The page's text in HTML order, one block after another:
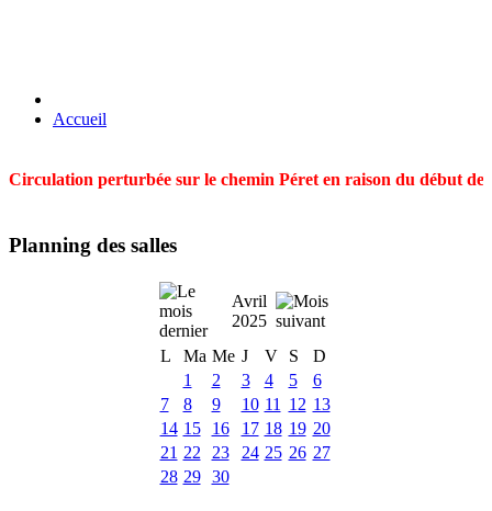
Accueil
Circulation perturbée sur le chemin Péret en raison du début
Planning des salles
Avril
2025
L
Ma Me J V S
D
1
2 3 4 5
6
7
8 9 10 11 12 13
14 15 16 17 18 19 20
21 22 23 24 25 26 27
28 29 30